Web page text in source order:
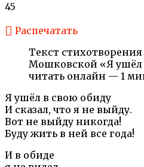
45
Распечатать
Текст
Мошковской «Я ушёл
читать онлайн — 1
Я ушёл в свою обиду
И сказал, что я не выйду.
Вот не выйду никогда!
Буду жить в ней все года!
И в обиде